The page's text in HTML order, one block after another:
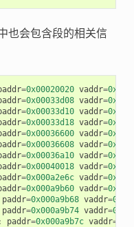
也会包含段的相关信
=0x00020020 vaddr=
=0x00033d08 vaddr=
=0x00033d10 vaddr=
=0x00033d18 vaddr=
=0x00036600 vaddr=
=0x00036608 vaddr=
=0x00036a10 vaddr=
=0x00040018 vaddr=
=0x000a2e6c vaddr=
=0x000a9b60 vaddr=
paddr=0x000a9b68 vaddr=
paddr=0x000a9b74 vaddr=
paddr=0x000a9b7c vaddr=